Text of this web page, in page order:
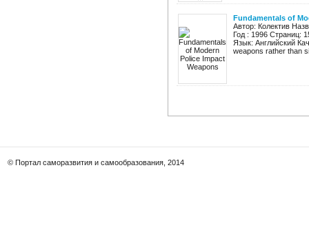
Fundamentals of
Автор: Колектив
Год : 1996 Страниц:
Язык: Английский
weapons rather than
© Портал саморазвития и самообразования, 2014